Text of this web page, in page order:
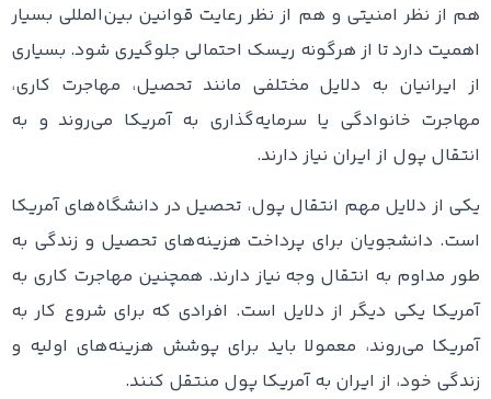
هم از نظر امنیتی و هم از نظر رعایت قوانین بین‌المللی بسیار
اهمیت دارد تا از هرگونه ریسک احتمالی جلوگیری شود. بسیاری
از ایرانیان به دلایل مختلفی مانند تحصیل، مهاجرت کاری،
مهاجرت خانوادگی یا سرمایه‌گذاری به آمریکا می‌روند و به
انتقال پول از ایران نیاز دارند.
یکی از دلایل مهم انتقال پول، تحصیل در دانشگاه‌های آمریکا
است. دانشجویان برای پرداخت هزینه‌های تحصیل و زندگی به
طور مداوم به انتقال وجه نیاز دارند. همچنین مهاجرت کاری به
آمریکا یکی دیگر از دلایل است. افرادی که برای شروع کار به
آمریکا می‌روند، معمولا باید برای پوشش هزینه‌های اولیه و
زندگی خود، از ایران به آمریکا پول منتقل کنند.